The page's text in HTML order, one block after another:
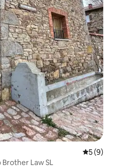
Średnia
5 (9)
Brother Law SL